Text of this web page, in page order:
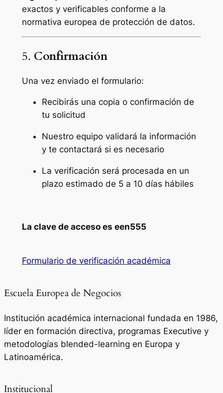
exactos y verificables conforme a la
normativa europea de protección de datos.
5. Confirmación
Una vez enviado el formulario:
Recibirás una copia o confirmación de
tu solicitud
Nuestro equipo validará la información
y te contactará si es necesario
La verificación será procesada en un
plazo estimado de 5 a 10 días hábiles
La clave de acceso es een555
Formulario de verificación académica
Escuela Europea de Negocios
Institución académica internacional fundada en 1986,
líder en formación directiva, programas Executive y
metodologías blended-learning en Europa y
Latinoamérica.
Institucional